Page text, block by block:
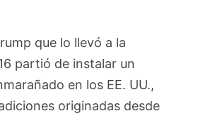
que lo llevó a la
partió de instalar un
en los EE. UU.,
originadas desde